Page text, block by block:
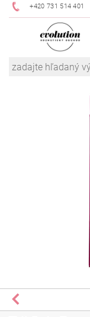
+420 731 514 401